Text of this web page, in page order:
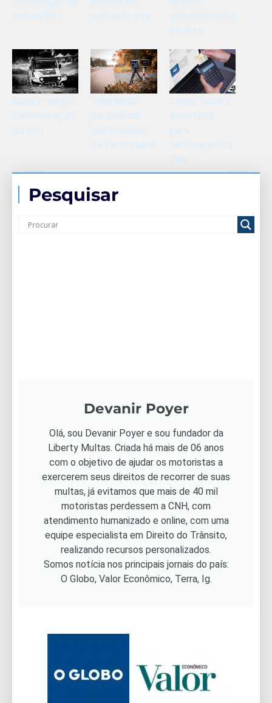
cnh
Pesquisar
Devanir Poyer
Olá, sou Devanir Poyer e sou fundador da
Liberty Multas. Criada há mais de 06 anos
com o objetivo de ajudar os motoristas a
exercerem seus direitos de recorrer de suas
multas, já evitamos que mais de 40 mil
motoristas perdessem a CNH, com
atendimento humanizado e online, com uma
equipe especialista em Direito do Trânsito,
realizando recursos personalizados.
Somos notícia nos principais jornais do país:
O Globo, Valor Econômico, Terra, Ig.